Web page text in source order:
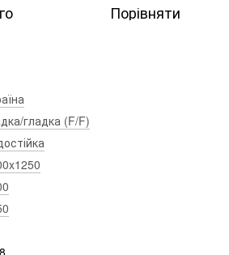
Порівняти
гладка (F/F)